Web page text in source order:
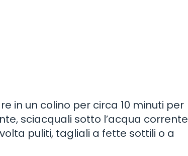
in un colino per circa 10 minuti per
sciacquali sotto l’acqua corrente
puliti, tagliali a fette sottili o a